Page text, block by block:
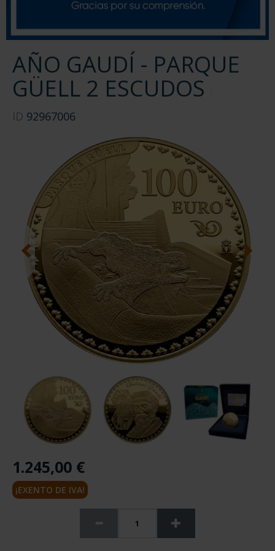
AÑO GAUDÍ - PARQUE
GÜELL 2 ESCUDOS
ID 92967006
1.245,00 €
¡EXENTO DE IVA!